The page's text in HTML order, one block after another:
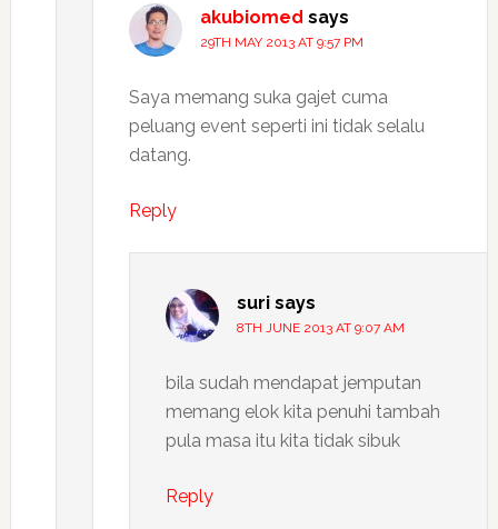
akubiomed says
29TH MAY 2013 AT 9:57 PM
Saya memang suka gajet cuma
peluang event seperti ini tidak selalu
datang.
Reply
suri says
8TH JUNE 2013 AT 9:07 AM
bila sudah mendapat jemputan
memang elok kita penuhi tambah
pula masa itu kita tidak sibuk
Reply